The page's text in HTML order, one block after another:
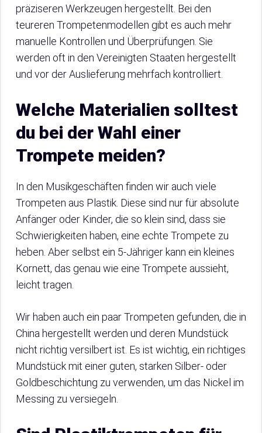
präziseren Werkzeugen hergestellt. Bei den
teureren Trompetenmodellen gibt es auch mehr
manuelle Kontrollen und Überprüfungen. Sie
werden oft in den Vereinigten Staaten hergestellt
und vor der Auslieferung mehrfach kontrolliert.
Welche Materialien solltest
du bei der Wahl einer
Trompete meiden?
In den Musikgeschäften finden wir auch viele
Trompeten aus Plastik. Diese sind nur für absolute
Anfänger oder Kinder, die so klein sind, dass sie
Schwierigkeiten haben, eine echte Trompete zu
heben. Aber selbst ein 5-Jähriger kann ein kleines
Kornett, das genau wie eine Trompete aussieht,
leicht tragen.
Wir haben auch ein paar Trompeten gefunden, die in
China hergestellt werden und deren Mundstück
nicht richtig versilbert ist. Es ist wichtig, ein richtiges
Mundstück mit einer guten, starken Silber- oder
Goldbeschichtung zu verwenden, um das Nickel im
Messing zu versiegeln.